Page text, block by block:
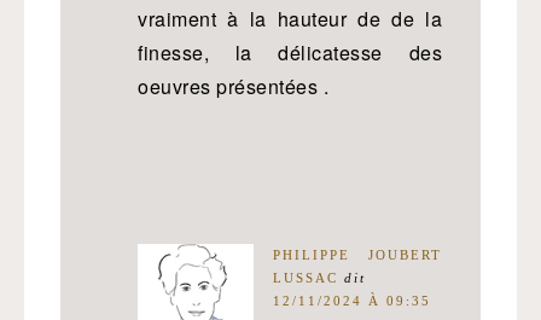
vraiment à la hauteur de de la
finesse, la délicatesse des
oeuvres présentées .
PHILIPPE JOUBERT
LUSSAC dit
12/11/2024 À 09:35